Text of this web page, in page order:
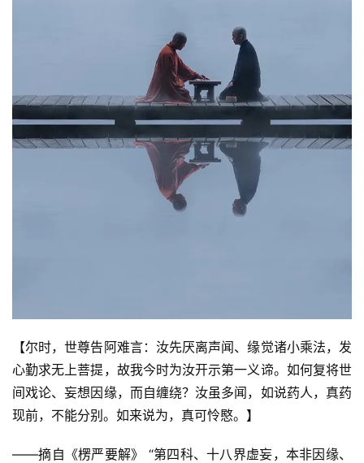
【尔时，世尊告阿难言：汝先厌离声闻、缘觉诸小乘法，发
心勤求无上菩提，故我今时为汝开示第一义谛。如何复将世
间戏论、妄想因缘，而自缠绕？汝虽多闻，如说药人，真药
现前，不能分别。如来说为，真可怜愍。】
——摘自《楞严要解》 “第四科、十八界虚妄，本非因缘、